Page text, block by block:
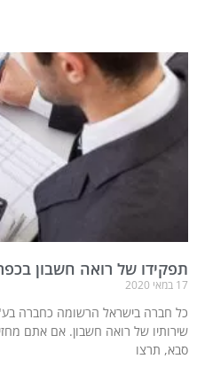
תפקידו של רואה חשבון
17 במאי 2020
כל חברה בישראל הרשומה כחברה
שירותיו של רואה חשבון. אם אתם
סבא, תרצו